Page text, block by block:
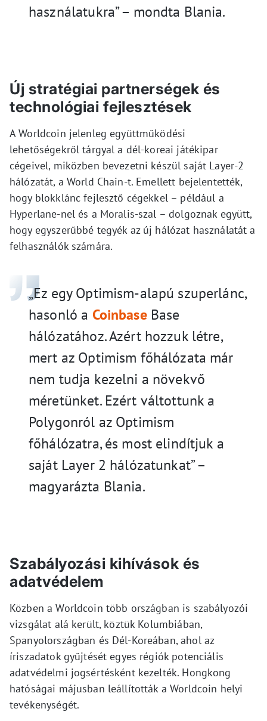
használatukra” – mondta Blania.
Új stratégiai partnerségek és
technológiai fejlesztések
A Worldcoin jelenleg együttműködési
lehetőségekről tárgyal a dél-koreai játékipar
cégeivel, miközben bevezetni készül saját Layer-2
hálózatát, a World Chain-t. Emellett bejelentették,
hogy blokklánc fejlesztő cégekkel – például a
Hyperlane-nel és a Moralis-szal – dolgoznak együtt,
hogy egyszerűbbé tegyék az új hálózat használatát a
felhasználók számára.
„Ez egy Optimism-alapú szuperlánc,
hasonló a CoinbaseBase
hálózatához. Azért hozzuk létre,
mert az Optimism főhálózata már
nem tudja kezelni a növekvő
méretünket. Ezért váltottunk a
Polygonról az Optimism
főhálózatra, és most elindítjuk a
saját Layer 2 hálózatunkat” –
magyarázta Blania.
Szabályozási kihívások és
adatvédelem
Közben a Worldcoin több országban is szabályozói
vizsgálat alá került, köztük Kolumbiában,
Spanyolországban és Dél-Koreában, ahol az
íriszadatok gyűjtését egyes régiók potenciális
adatvédelmi jogsértésként kezelték. Hongkong
hatóságai májusban leállították a Worldcoin helyi
tevékenységét.